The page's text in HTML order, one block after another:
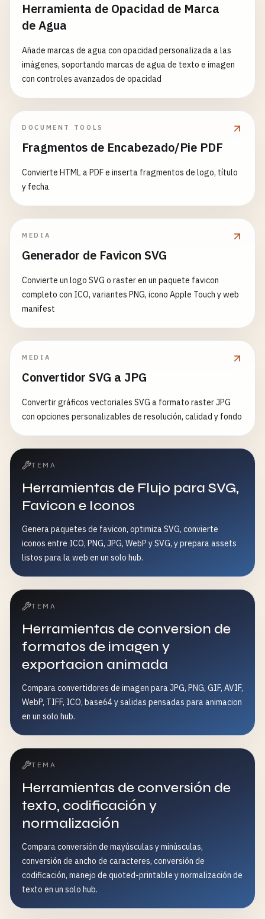
Herramienta de Opacidad de Marca
de Agua
Añade marcas de agua con opacidad personalizada a las
imágenes, soportando marcas de agua de texto e imagen
con controles avanzados de opacidad
DOCUMENT TOOLS
Fragmentos de Encabezado/Pie PDF
Convierte HTML a PDF e inserta fragmentos de logo, título
y fecha
MEDIA
Generador de Favicon SVG
Convierte un logo SVG o raster en un paquete favicon
completo con ICO, variantes PNG, icono Apple Touch y web
manifest
MEDIA
Convertidor SVG a JPG
Convertir gráficos vectoriales SVG a formato raster JPG
con opciones personalizables de resolución, calidad y fondo
TEMA
Herramientas de Flujo para SVG,
Favicon e Iconos
Genera paquetes de favicon, optimiza SVG, convierte
iconos entre ICO, PNG, JPG, WebP y SVG, y prepara assets
listos para la web en un solo hub.
TEMA
Herramientas de conversion de
formatos de imagen y
exportacion animada
Compara convertidores de imagen para JPG, PNG, GIF, AVIF,
WebP, TIFF, ICO, base64 y salidas pensadas para animacion
en un solo hub.
TEMA
Herramientas de conversión de
texto, codificación y
normalización
Compara conversión de mayúsculas y minúsculas,
conversión de ancho de caracteres, conversión de
codificación, manejo de quoted-printable y normalización de
texto en un solo hub.